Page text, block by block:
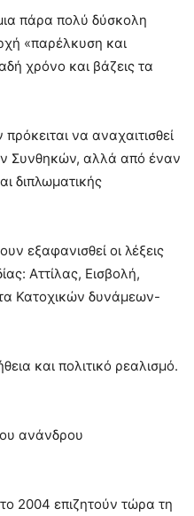
πάρα πολύ δύσκολη
«παρέλκυση και
χρόνο και βάζεις τα
να αναχαιτισθεί
Συνθηκών, αλλά από έναν
διπλωματικής
εξαφανισθεί οι λέξεις
Αττίλας, Εισβολή,
Κατοχικών δυνάμεων-
και πολιτικό ρεαλισμό.
ανάνδρου
2004 επιζητούν τώρα τη